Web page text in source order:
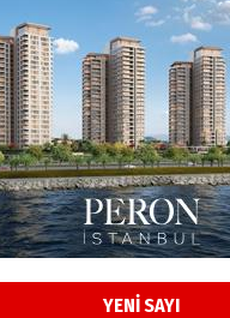
YENİ SAYI
Esat
Başkan
bir vizyon proje
02 Ağustos 2026
Kadir
Erzurumspor’un
29 Haziran 2026